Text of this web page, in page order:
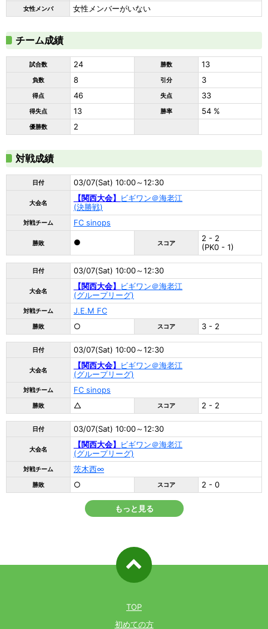
女性メンバ 女性メンバーがいない
チーム成績
試合数 24 勝数 13
負数 8 引分 3
得点 46 失点 33
得失点 13 勝率 54 %
優勝数 2
対戦成績
日付 03/07(Sat) 10:00～12:30
大会名 【関西大会】
ビギワン＠海老江
(決勝戦)
対戦チーム FC sinops
勝敗 ● スコア
2 - 2
(PK0 - 1)
日付 03/07(Sat) 10:00～12:30
大会名 【関西大会】
ビギワン＠海老江
(グループリーグ)
対戦チーム J.E.M FC
勝敗 ○ スコア 3 - 2
日付 03/07(Sat) 10:00～12:30
大会名 【関西大会】
ビギワン＠海老江
(グループリーグ)
対戦チーム FC sinops
勝敗 △ スコア 2 - 2
日付 03/07(Sat) 10:00～12:30
大会名 【関西大会】
ビギワン＠海老江
(グループリーグ)
対戦チーム 茨木西∞
勝敗 ○ スコア 2 - 0
もっと見る
TOP
初めての方